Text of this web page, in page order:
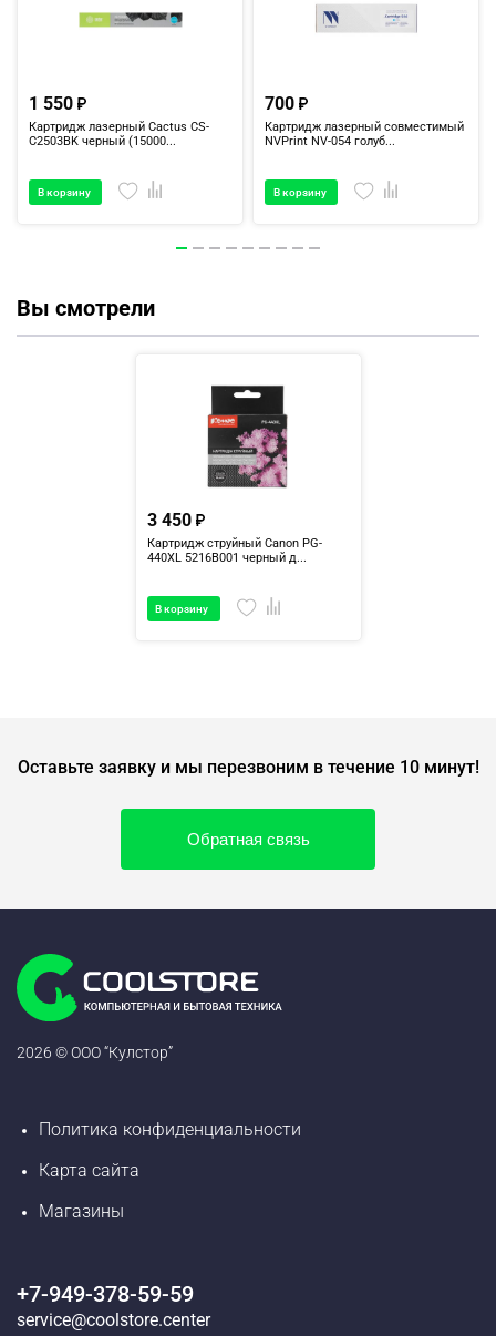
1 550
Картридж лазерный Cactus CS-
C2503BK черный (15000...
В корзину
700
Картридж лазерный совместимый
NVPrint NV-054 голуб...
В корзину
Вы смотрели
3 450
Картридж струйный Canon PG-
440XL 5216B001 черный д...
В корзину
Оставьте заявку и мы перезвоним в течение 10 минут!
Обратная связь
2026 © ООО “Кулстор”
Политика конфиденциальности
Карта сайта
Магазины
+7-949-378-59-59
service@coolstore.center